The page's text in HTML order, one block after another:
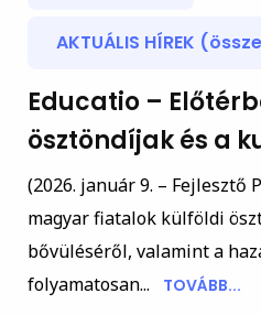
AKTUÁLIS HÍREK
Educatio –
ösztöndíjak és a
(2026. január 9. – Fejlesztő
magyar fiatalok külföldi
bővüléséről, valamint a
folyamatosan...
TOVÁBB...